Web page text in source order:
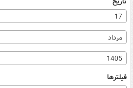
17
مرداد
1405
فیلترها